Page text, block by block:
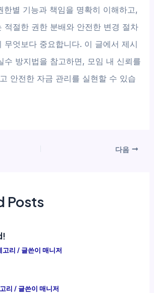
한별 기능과 책임을 명확히 이해하고,
적절한 권한 분배와 안전한 변경 절차
무엇보다 중요합니다. 이 글에서 제시
수 방지법을 참고하면, 모임 내 신뢰를
안전한 자금 관리를 실현할 수 있습
다음
Posts
고리 / 글쓴이 매니저
리 / 글쓴이 매니저